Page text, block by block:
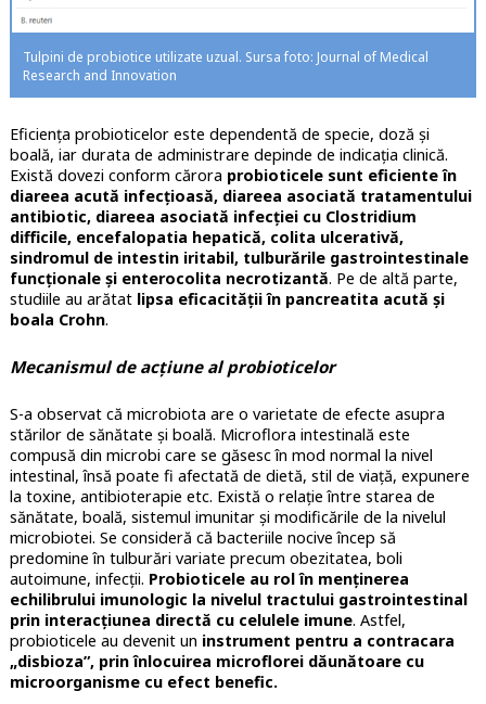
Tulpini de probiotice utilizate uzual. Sursa foto: Journal of Medical
Research and Innovation
Eficiența probioticelor este dependentă de specie, doză și
boală, iar durata de administrare depinde de indicația clinică.
Există dovezi conform cărora probioticele sunt eficiente în
diareea acută infecțioasă, diareea asociată tratamentului
antibiotic, diareea asociată infecției cu Clostridium
difficile, encefalopatia hepatică, colita ulcerativă,
sindromul de intestin iritabil, tulburările gastrointestinale
funcționale și enterocolita necrotizantă. Pe de altă parte,
studiile au arătat lipsa eficacității în pancreatita acută și
boala Crohn.
Mecanismul de acțiune al probioticelor
S-a observat că microbiota are o varietate de efecte asupra
stărilor de sănătate și boală. Microflora intestinală este
compusă din microbi care se găsesc în mod normal la nivel
intestinal, însă poate fi afectată de dietă, stil de viață, expunere
la toxine, antibioterapie etc. Există o relație între starea de
sănătate, boală, sistemul imunitar și modificările de la nivelul
microbiotei. Se consideră că bacteriile nocive încep să
predomine în tulburări variate precum obezitatea, boli
autoimune, infecții. Probioticele au rol în menținerea
echilibrului imunologic la nivelul tractului gastrointestinal
prin interacțiunea directă cu celulele imune. Astfel,
probioticele au devenit un instrument pentru a contracara
„disbioza”, prin înlocuirea microflorei dăunătoare cu
microorganisme cu efect benefic.